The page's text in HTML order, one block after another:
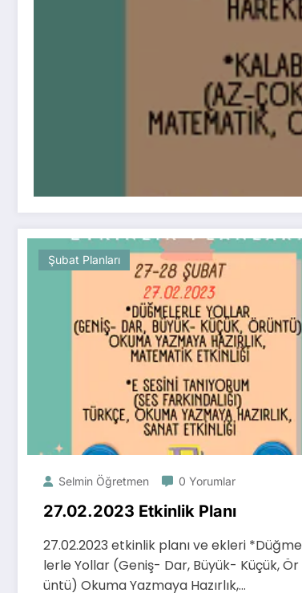
Şubat Planları
Selmin Öğretmen 0 Yorumlar
27.02.2023 Etkinlik Planı
27.02.2023 etkinlik planı ve ekleri *Düğme
lerle Yollar (Geniş- Dar, Büyük- Küçük, Ör
üntü) Okuma Yazmaya Hazırlık,…